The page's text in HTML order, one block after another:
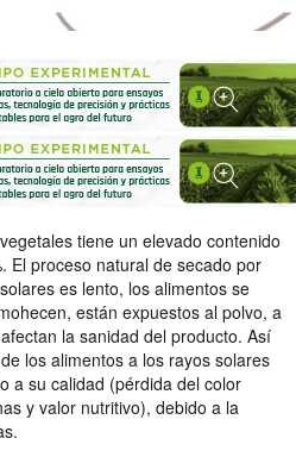
tiene un elevado contenido
El proceso natural de secado por
es lento, los alimentos se
están expuestos al polvo, a
la sanidad del producto. Así
los alimentos a los rayos solares
a su calidad (pérdida del color
y valor nutritivo), debido a la